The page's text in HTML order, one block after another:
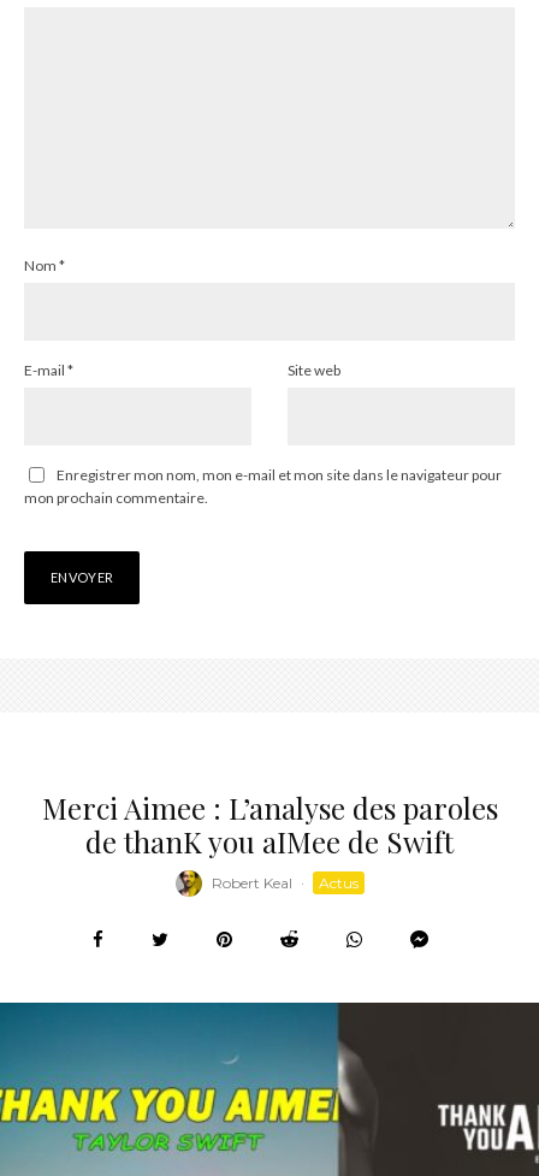
Nom *
E-mail * Site web
Enregistrer mon nom, mon e-mail et mon site dans le navigateur pour
mon prochain commentaire.
Merci Aimee : L’analyse des paroles
de thanK you aIMee de Swift
Robert Keal · Actus